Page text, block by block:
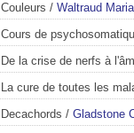
Couleurs / Waltraud
Cours de
De la crise de nerfs à
La cure de toutes les
Decachords / Gladstone